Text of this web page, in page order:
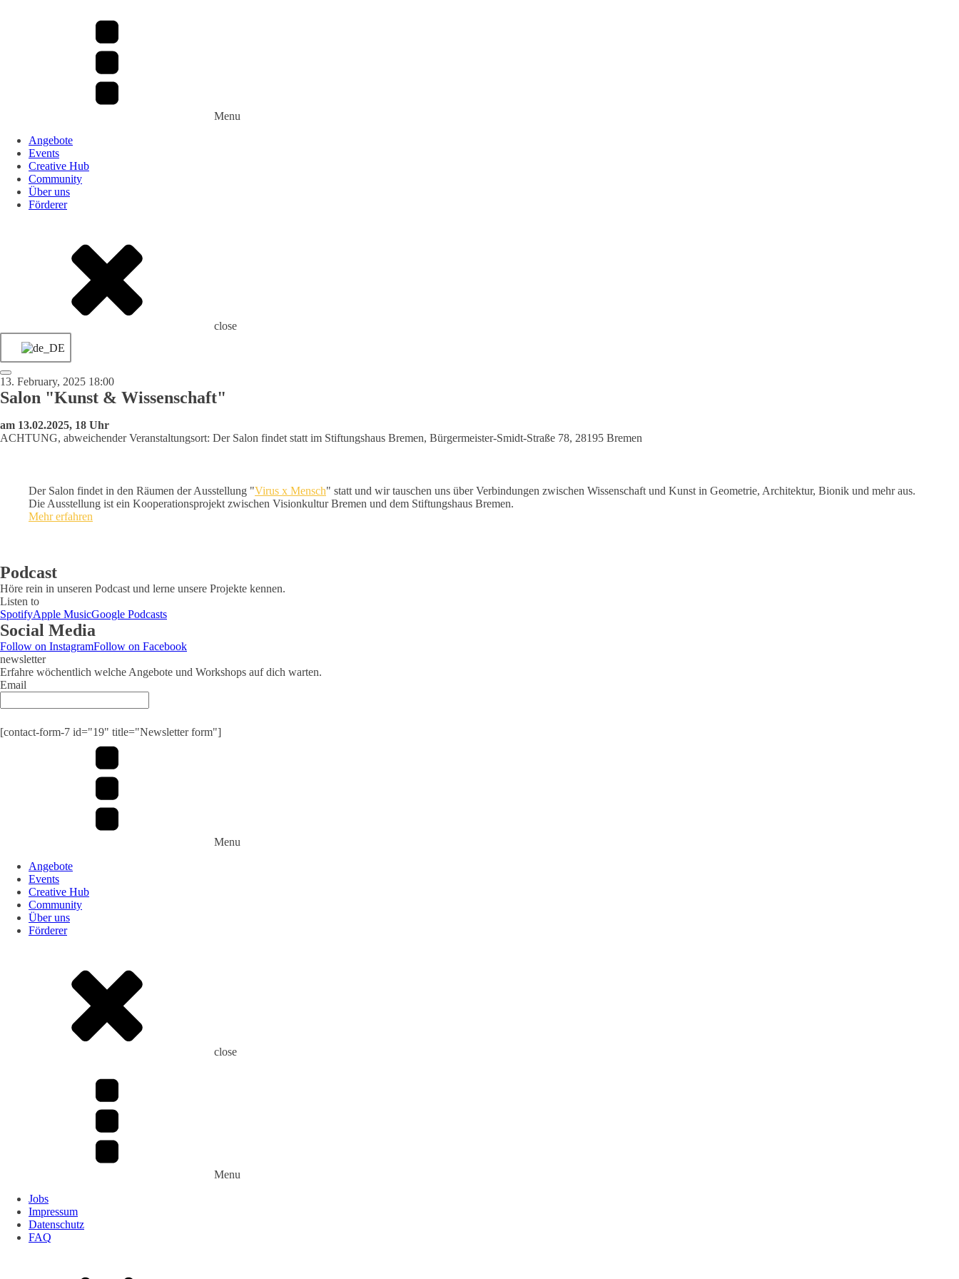
Menu
Angebote
Events
Creative Hub
Community
Über uns
Förderer
close
13. February, 2025 18:00
Salon "Kunst & Wissenschaft"
am 13.02.2025, 18 Uhr
ACHTUNG, abweichender Veranstaltungsort: Der Salon findet statt im Stiftungshaus Bremen, Bürgermeister-Smidt-Straße 78, 28195 Bremen
Der Salon findet in den Räumen der Ausstellung "Virus x Mensch" statt und wir tauschen uns über Verbindungen zwischen Wissenschaft und Kunst in Geometrie, Architektur, Bionik und mehr aus.
Die Ausstellung ist ein Kooperationsprojekt zwischen Visionkultur Bremen und dem Stiftungshaus Bremen.
Mehr erfahren
Podcast
Höre rein in unseren Podcast und lerne unsere Projekte kennen.
Listen to
SpotifyApple MusicGoogle Podcasts
Social Media
Follow on InstagramFollow on Facebook
newsletter
Erfahre wöchentlich welche Angebote und Workshops auf dich warten.
Email
[contact-form-7 id="19" title="Newsletter form"]
Menu
Angebote
Events
Creative Hub
Community
Über uns
Förderer
close
Menu
Jobs
Impressum
Datenschutz
FAQ